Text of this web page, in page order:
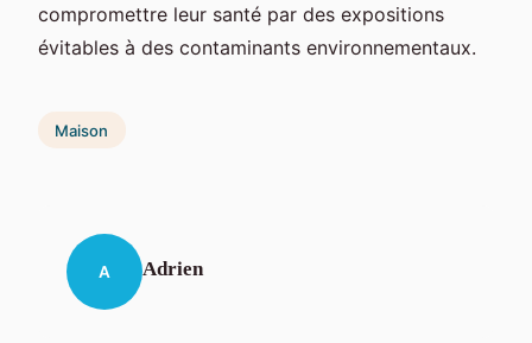
compromettre leur santé par des expositions
évitables à des contaminants environnementaux.
Maison
A Adrien